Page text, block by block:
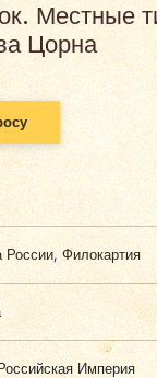
Местные
Цорна
России,Филокартия
Империя